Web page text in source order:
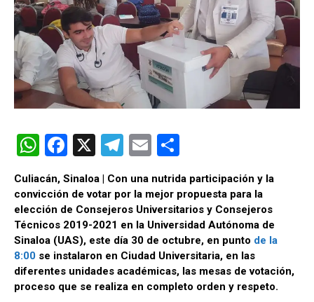
W
h
at
s
A
p
p
F
a
ce
b
o
o
k
X
T
e
gr
a
m
E
ail
o
m
p
ar
tir
Culiacán, Sinaloa | Con una nutrida participación y la
convicción de votar por la mejor propuesta para la
elección de Consejeros Universitarios y Consejeros
Técnicos 2019-2021 en la Universidad Autónoma de
Sinaloa (UAS), este día 30 de octubre, en punto de la
8:00 se instalaron en Ciudad Universitaria, en las
diferentes unidades académicas, las mesas de votación,
proceso que se realiza en completo orden y respeto.